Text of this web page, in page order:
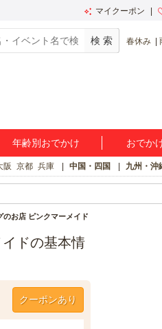
マイクーポン
春休み
年齢別おでかけ おでか
阪 京都 兵庫 中国・四国 九州・沖
お店 ピンクマーメイド
ドの基本情
クーポンあり